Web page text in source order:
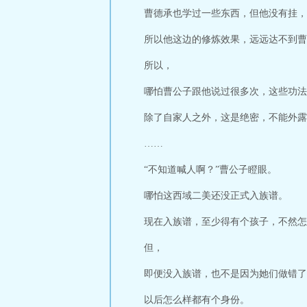
曹德承也学过一些东西，但他没有挂
所以他这边的修炼效果，远远达不到
所以，
哪怕曹公子跟他说过很多次，这些功
除了自家人之外，这是绝密，不能外
……
“不知道喊人啊？”曹公子瞪眼。
哪怕这西域二美还没正式入族谱。
现在入族谱，至少得有个孩子，不然
但，
即便没入族谱，也不是因为她们做错
以后怎么样都有个身份。